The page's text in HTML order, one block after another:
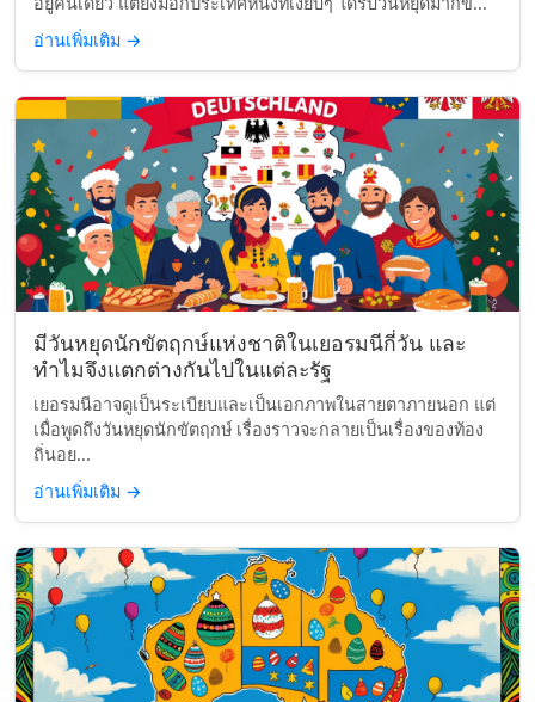
อ่านเพิ่มเติม →
มีวันหยุดนักขัตฤกษ์แห่งชาติในเยอรมนีกี่วัน และ
ทำไมจึงแตกต่างกันไปในแต่ละรัฐ
เยอรมนีอาจดูเป็นระเบียบและเป็นเอกภาพในสายตาภายนอก แต่
เมื่อพูดถึงวันหยุดนักขัตฤกษ์ เรื่องราวจะกลายเป็นเรื่องของท้อง
ถิ่นอย...
อ่านเพิ่มเติม →